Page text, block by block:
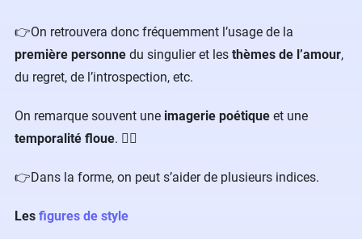
👉On retrouvera donc fréquemment l’usage de la
première personne du singulier et les thèmes de l’amour,
du regret, de l’introspection, etc.
On remarque souvent une imagerie poétique et une
temporalité floue. 😶‍🌫️
👉Dans la forme, on peut s’aider de plusieurs indices.
Les figures de style